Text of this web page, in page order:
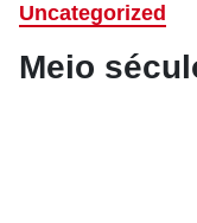
Uncategorized
Meio